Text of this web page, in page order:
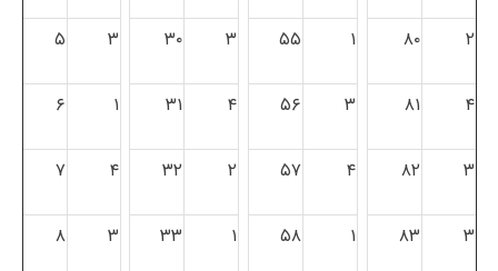
۲ ۸۰ ۱ ۵۵ ۳ ۳۰ ۳ ۵
۴ ۸۱ ۳ ۵۶ ۴ ۳۱ ۱ ۶
۳ ۸۲ ۴ ۵۷ ۲ ۳۲ ۴ ۷
۳ ۸۳ ۱ ۵۸ ۱ ۳۳ ۳ ۸